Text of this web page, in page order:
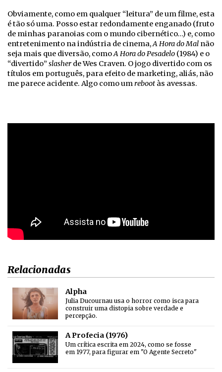
Obviamente, como em qualquer “leitura” de um filme, esta
é tão só uma. Posso estar redondamente enganado (fruto
de minhas paranoias com o mundo cibernético…) e, como
entretenimento na indústria de cinema,A Hora do Mal não
seja mais que diversão, comoA Hora do Pesadelo (1984) e o
“divertido” slasher de Wes Craven. O jogo divertido com os
títulos em português, para efeito de marketing, aliás, não
me parece acidente. Algo como umreboot às avessas.
Relacionadas
Alpha
Julia Ducournau usa o horror como isca para
construir uma distopia sobre verdade e
percepção.
A Profecia (1976)
Um crítica escrita em 2024, como se fosse
em 1977, para figurar em "O Agente Secreto"